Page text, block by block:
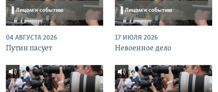
04 АВГУСТА 2026
Путин пасует
17 ИЮЛЯ 2026
Невоенное дело